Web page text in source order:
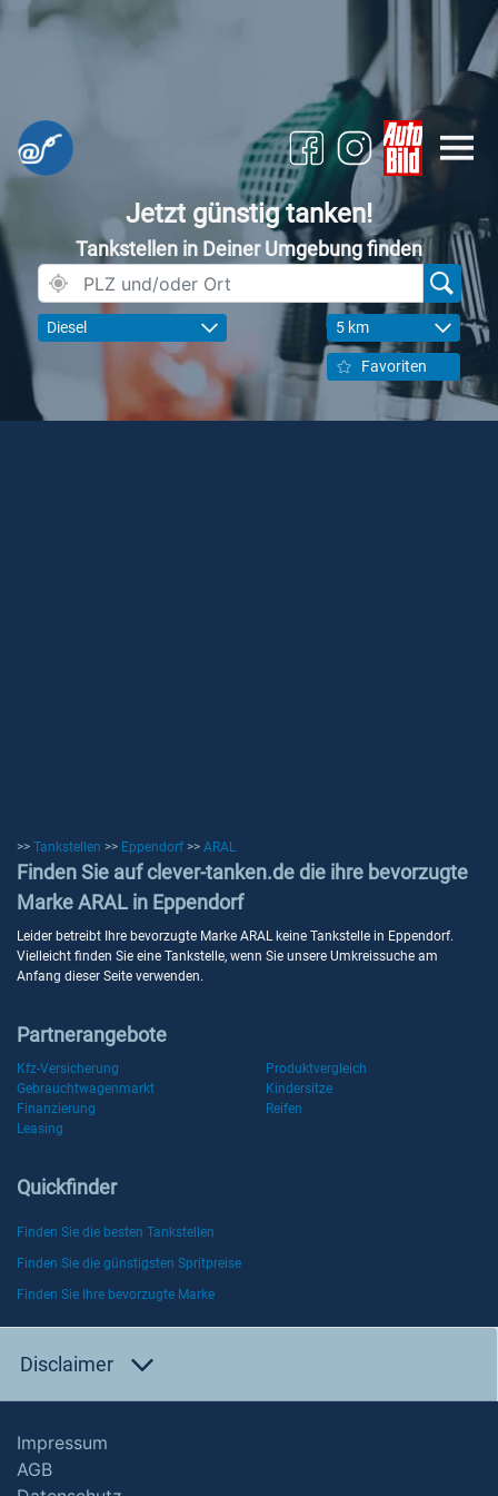
Jetzt günstig tanken!
Tankstellen in Deiner Umgebung finden
Diesel 5 km
Favoriten
>> Tankstellen >> Eppendorf >> ARAL
Finden Sie auf clever-tanken.de die ihre bevorzugte
Marke ARAL in Eppendorf
Leider betreibt Ihre bevorzugte Marke ARAL keine Tankstelle in Eppendorf.
Vielleicht finden Sie eine Tankstelle, wenn Sie unsere Umkreissuche am
Anfang dieser Seite verwenden.
Partnerangebote
Kfz-Versicherung
Produktvergleich
Gebrauchtwagenmarkt
Kindersitze
Finanzierung
Reifen
Leasing
Quickfinder
Finden Sie die besten Tankstellen
Finden Sie die günstigsten Spritpreise
Finden Sie Ihre bevorzugte Marke
Disclaimer
Impressum
AGB